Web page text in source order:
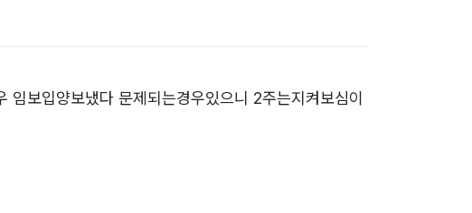
보입양보냈다 문제되는경우있으니 2주는지켜보심이